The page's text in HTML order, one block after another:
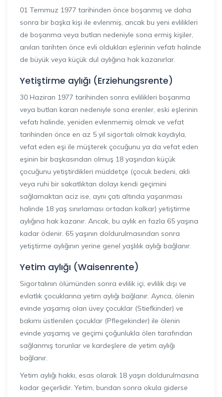
01 Temmuz 1977 tarihinden önce boşanmış ve daha
sonra bir başka kişi ile evlenmiş, ancak bu yeni evlilikleri
de boşanma veya butlan nedeniyle sona ermiş kişiler,
anılan tarihten önce evli oldukları eşlerinin vefatı halinde
de büyük veya küçük dul aylığına hak kazanırlar.
Yetiştirme aylığı (Erziehungsrente)
30 Haziran 1977 tarihinden sonra evlilikleri boşanma
veya butlan kararı nedeniyle sona erenler, eski eşlerinin
vefatı halinde, yeniden evlenmemiş olmak ve vefat
tarihinden önce en az 5 yıl sigortalı olmak kaydıyla,
vefat eden eşi ile müşterek çocuğunu ya da vefat eden
eşinin bir başkasından olmuş 18 yaşından küçük
çocuğunu yetiştirdikleri müddetçe (çocuk bedeni, akli
veya ruhi bir sakatlıktan dolayı kendi geçimini
sağlamaktan aciz ise, aynı çatı altında yaşanması
halinde 18 yaş sınırlaması ortadan kalkar) yetiştirme
aylığına hak kazanır. Ancak, bu aylık en fazla 65 yaşına
kadar ödenir. 65 yaşının doldurulmasından sonra
yetiştirme aylığının yerine genel yaşlılık aylığı bağlanır.
Yetim aylığı (Waisenrente)
Sigortalının ölümünden sonra evlilik içi, evlilik dışı ve
evlatlık çocuklarına yetim aylığı bağlanır. Ayrıca, ölenin
evinde yaşamış olan üvey çocuklar (Stiefkinder) ve
bakımı üstlenilen çocuklar (Pflegekinder) ile ölenin
evinde yaşamış ve geçimi çoğunlukla ölen tarafından
sağlanmış torunlar ve kardeşlere de yetim aylığı
bağlanır.
Yetim aylığı hakkı, esas olarak 18 yaşın doldurulmasına
kadar geçerlidir. Yetim, bundan sonra okula giderse